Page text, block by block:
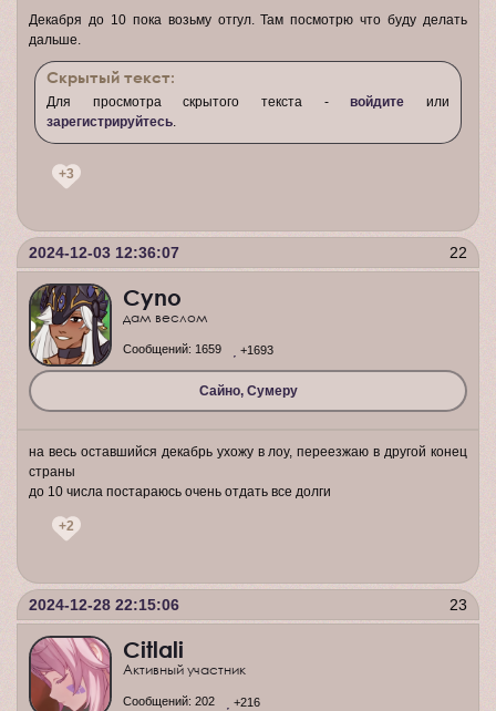
Декабря до 10 пока возьму отгул. Там посмотрю что буду делать
дальше.
Скрытый текст:
Для просмотра скрытого текста -войдите или
зарегистрируйтесь.
+3
22
2024-12-03 12:36:07
Cyno
дам веслом
Сайно, Сумеру
Сообщений: 1659 +1693
на весь оставшийся декабрь ухожу в лоу, переезжаю в другой конец
страны
до 10 числа постараюсь очень отдать все долги
+2
23
2024-12-28 22:15:06
Citlali
Активный участник
Сообщений: 202 +216